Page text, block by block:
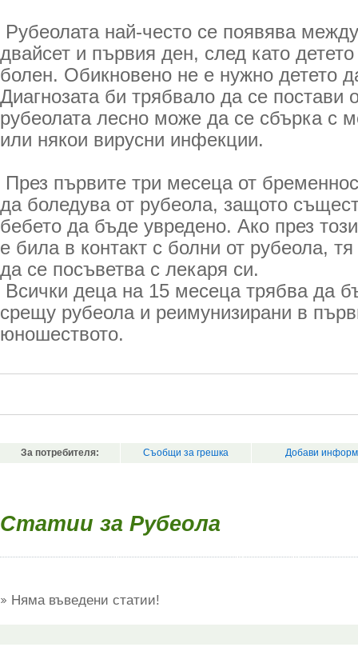
Рубеолата най-често се появява
двайсет и първия ден, след като
болен. Обикновено не е нужно детето
Диагнозата би трябвало да се постави
рубеолата лесно може да се сбърка с
или някои вирусни инфекции.
През първите три месеца от
да боледува от рубеола, защото
бебето да бъде увредено. Ако през
е била в контакт с болни от рубеола,
да се посъветва с лекаря си.
Всички деца на 15 месеца трябва да
срещу рубеола и реимунизирани в
юношеството.
За потребителя: Съобщи за грешка Добави
Статии за Рубеола
Няма въведени статии!